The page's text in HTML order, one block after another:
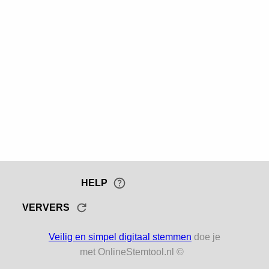
HELP
VERVERS
Veilig en simpel digitaal stemmen doe je
met OnlineStemtool.nl ©